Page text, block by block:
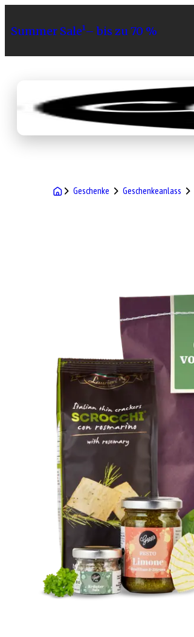
Summer Sale¹– bis zu 70 %
Sortiment
Geschenke Geschenkeanlass